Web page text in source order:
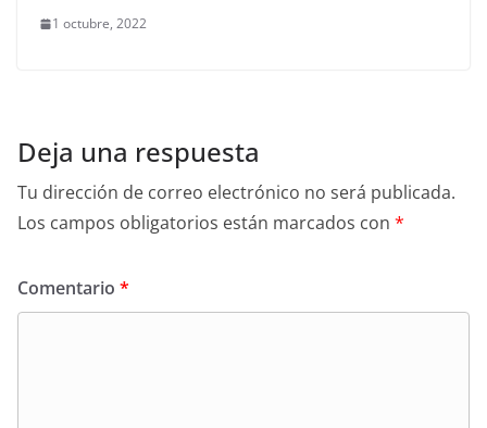
1 octubre, 2022
Deja una respuesta
Tu dirección de correo electrónico no será publicada.
Los campos obligatorios están marcados con *
Comentario *